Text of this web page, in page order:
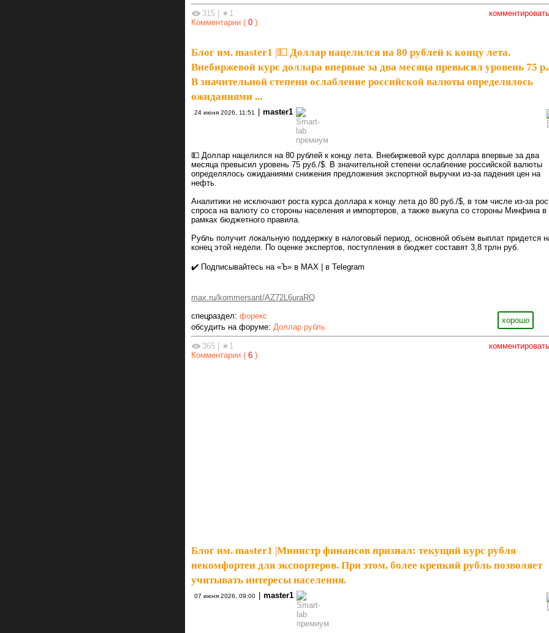
комментировать
315
★1
Комментарии ( 0 )
Блог им. master1 💵 Доллар нацелился на 80 рублей к концу лета.
Внебиржевой курс доллара впервые за два месяца превысил уровень 75
В значительной степени ослабление российской валюты определялось
ожиданиями ...
24 июня 2026, 11:51 master1
💵 Доллар нацелился на 80 рублей к концу лета. Внебиржевой курс доллара впервые за два
месяца превысил уровень 75 руб./$. В значительной степени ослабление российской валюты
определялось ожиданиями снижения предложения экспортной выручки из-за падения цен на
нефть.
Аналитики не исключают роста курса доллара к концу лета до 80 руб./$, в том числе из-за
спроса на валюту со стороны населения и импортеров, а также выкупа со стороны Минфина в
рамках бюджетного правила.
Рубль получит локальную поддержку в налоговый период, основной объем выплат придется
конец этой недели. По оценке экспертов, поступления в бюджет составят 3,8 трлн руб.
✔️ Подписывайтесь на «Ъ» в MAX | в Telegram
max.ru/kommersant/AZ72L6uraRQ
хорошо
спецраздел: форекс
обсудить на форуме: Доллар рубль
комментировать
365 | ★1
Комментарии ( 6 )
Блог им. master1 |Министр финансов признал: текущий курс рубля
некомфортен для экспортеров. При этом, более крепкий рубль позволяет
учитывать интересы населения.
07 июня 2026, 09:00 | master1